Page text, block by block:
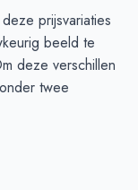
prijsvariaties
beeld te
deze verschillen
twee